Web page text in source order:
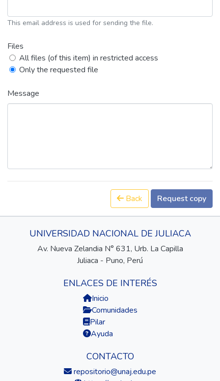
This email address is used for sending the file.
Files
All files (of this item) in restricted access
Only the requested file
Message
Back Request copy
UNIVERSIDAD NACIONAL DE JULIACA
Av. Nueva Zelandia N° 631, Urb. La Capilla
Juliaca - Puno, Perú
ENLACES DE INTERÉS
Inicio
Comunidades
Pilar
Ayuda
CONTACTO
repositorio@unaj.edu.pe